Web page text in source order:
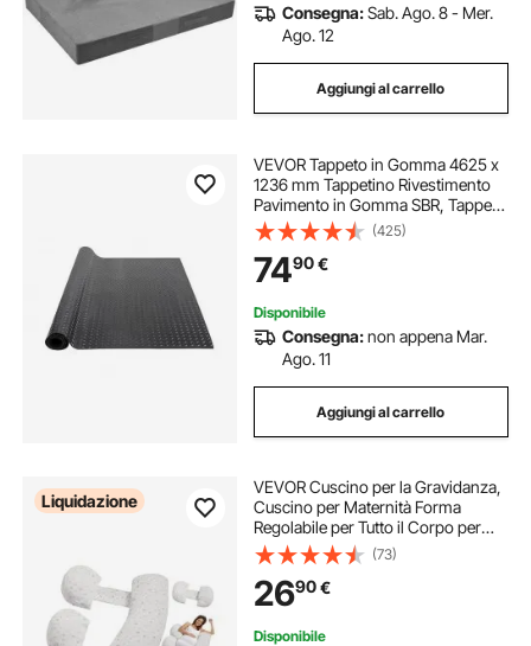
Consegna:Sab. Ago. 8 - Mer.
Ago. 12
Aggiungi al carrello
VEVOR Tappeto in Gomma 4625 x
1236 mm Tappetino Rivestimento
Pavimento in Gomma SBR, Tappeto
Borchiato Spessore 3 mm Tappeto
Diamantato a Strappo, Tappeto
Antiscivolo per Garage, Magazzini,
Palestra
(425)
7490€
Disponibile
Consegna:non appena Mar.
Ago. 11
Aggiungi al carrello
Liquidazione
VEVOR Cuscino per la Gravidanza,
Cuscino per Maternità Forma
Regolabile per Tutto il Corpo per
Donne Incinte, Supporto per la
Gravidanza Morbido Traspirante
con Fodera Rimovibile e Lavabile
(73)
2690€
Disponibile